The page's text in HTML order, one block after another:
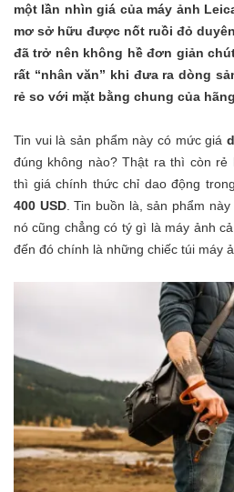
một lần nhìn giá của máy ảnh
mơ sở hữu được nốt ruồi đỏ
đã trở nên không hề đơn giản
rất “nhân văn” khi đưa ra dòng
rẻ so với mặt bằng chung của
Tin vui là sản phẩm này có mức giá
đúng không nào? Thật ra thì còn
thì giá chính thức chỉ dao động
400 USD. Tin buồn là, sản phẩm
nó cũng chẳng có tý gì là máy ảnh
đến đó chính là những chiếc túi máy